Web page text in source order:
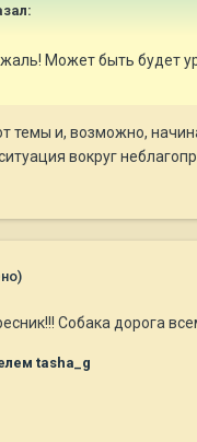
Может быть будет
темы и, возможно,
вокруг
Собака дорога
tasha_g